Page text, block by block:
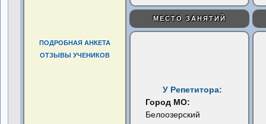
ПОДРОБНАЯ АНКЕТА
ОТЗЫВЫ УЧЕНИКОВ
МЕСТО ЗАНЯТИЙ
У Репетитора:
Город МО:
Белоозерский